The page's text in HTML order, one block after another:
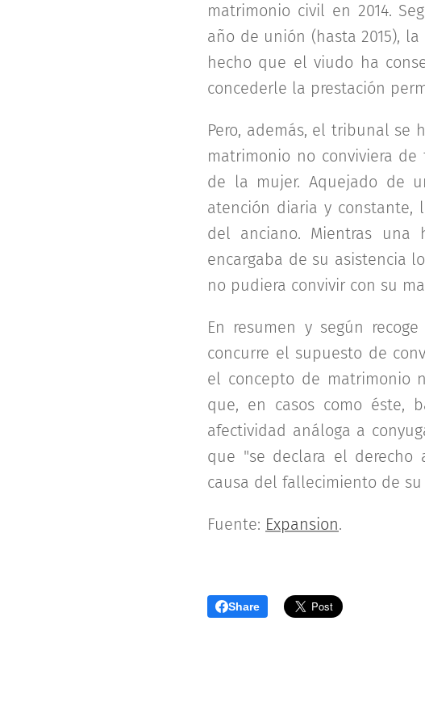
matrimonio civil en 2014.
año de unión (hasta 2015),
hecho que el viudo ha
concederle la prestación
Pero, además, el tribunal se
matrimonio no conviviera
de la mujer. Aquejado de
atención diaria y
del anciano. Mientras
encargaba de su asistencia
no pudiera convivir con su
En resumen y según
concurre el supuesto de
el concepto de matrimonio
que, en casos como éste,
afectividad análoga a
que "se declara el
causa del fallecimiento de su
Fuente: Expansion.
Share